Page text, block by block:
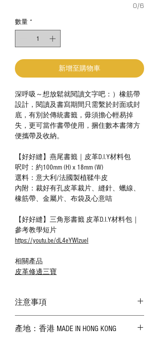
0/6
數量 *
新增至購物車
深呼吸～想放鬆就閱讀文字吧：）橡筋帶
設計，閱讀及書寫期間只需繫於封面或封
底，有別於傳統書籤，毋須擔心輕易掉
失，更可當作書帶使用，捆住數本書簿方
便攜帶及收納。
【好好縫】燕尾書籤｜皮革D.I.Y材料包
呎吋：約100mm (H) x 18mm (W)
選料：意大利/法國製植鞣牛皮
內附：裁好有孔皮革裁片、縫針、蠟線、
橡筋帶、金屬片、布袋及心意咭
【好好縫】三角形書籤 皮革D.I.Y材料包｜
參考教學短片
https://youtu.be/dL4eYWIzueI
相關產品
皮革修邊三寶
注意事項
實物為準；
產地：香港 MADE IN HONG KONG